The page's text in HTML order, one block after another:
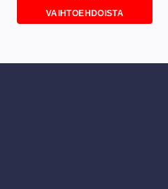
VAIHTOEHDOISTA
on